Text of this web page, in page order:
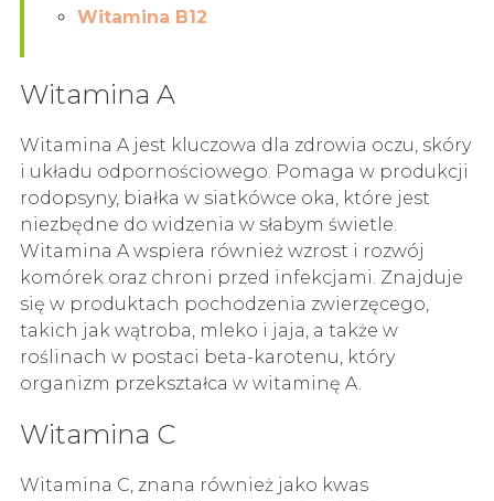
Witamina B12
Witamina A
Witamina A jest kluczowa dla zdrowia oczu, skóry
i układu odpornościowego. Pomaga w produkcji
rodopsyny, białka w siatkówce oka, które jest
niezbędne do widzenia w słabym świetle.
Witamina A wspiera również wzrost i rozwój
komórek oraz chroni przed infekcjami. Znajduje
się w produktach pochodzenia zwierzęcego,
takich jak wątroba, mleko i jaja, a także w
roślinach w postaci beta-karotenu, który
organizm przekształca w witaminę A.
Witamina C
Witamina C, znana również jako kwas